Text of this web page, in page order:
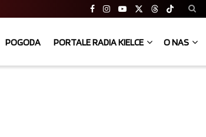
POGODA PORTALE RADIA KIELCE O NAS